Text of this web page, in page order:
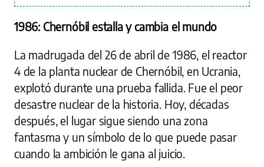
1986: Chernóbil estalla y cambia el mundo
La madrugada del 26 de abril de 1986, el reactor
4 de la planta nuclear de Chernóbil, en Ucrania,
explotó durante una prueba fallida. Fue el peor
desastre nuclear de la historia. Hoy, décadas
después, el lugar sigue siendo una zona
fantasma y un símbolo de lo que puede pasar
cuando la ambición le gana al juicio.